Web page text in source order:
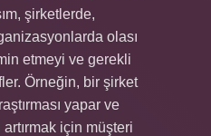
şirketlerde,
olası
etmeyi ve gerekli
Örneğin, bir şirket
yapar ve
için müşteri